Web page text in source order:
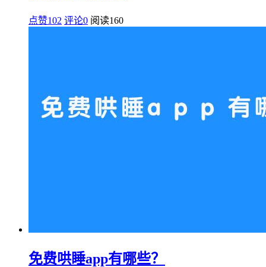
点赞102 评论0 阅读160
免费哄睡app有哪些？